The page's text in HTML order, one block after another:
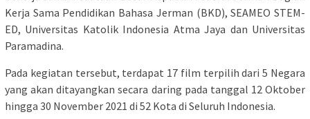
Kerja Sama Pendidikan Bahasa Jerman (BKD), SEAMEO STEM-
ED, Universitas Katolik Indonesia Atma Jaya dan Universitas
Paramadina.
Pada kegiatan tersebut, terdapat 17 film terpilih dari 5 Negara
yang akan ditayangkan secara daring pada tanggal 12 Oktober
hingga 30 November 2021 di 52 Kota di Seluruh Indonesia.